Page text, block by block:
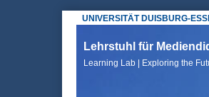
UNIVERSITÄT DUISBURG-
Hauptmenü
Lehrstuhl für
Learning Lab | Exploring the